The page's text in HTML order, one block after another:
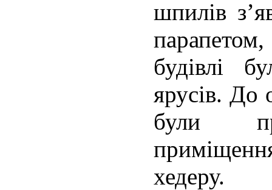
шпилів
будівлі
ярусів. До
були
хедеру.